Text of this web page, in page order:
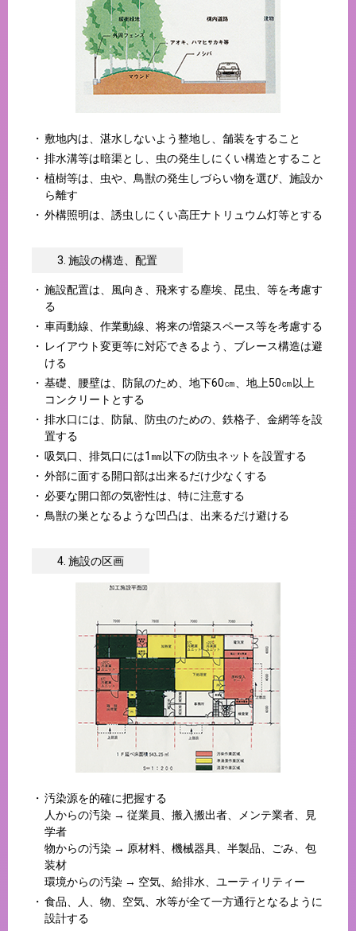
敷地内は、湛水しないよう整地し、舗装をすること
排水溝等は暗渠とし、虫の発生しにくい構造とすること
植樹等は、虫や、鳥獣の発生しづらい物を選び、施設か
ら離す
外構照明は、誘虫しにくい高圧ナトリュウム灯等とする
3. 施設の構造、配置
施設配置は、風向き、飛来する塵埃、昆虫、等を考慮す
る
車両動線、作業動線、将来の増築スペース等を考慮する
レイアウト変更等に対応できるよう、ブレース構造は避
ける
基礎、腰壁は、防鼠のため、地下60㎝、地上50㎝以上
コンクリートとする
排水口には、防鼠、防虫のための、鉄格子、金網等を設
置する
吸気口、排気口には1㎜以下の防虫ネットを設置する
外部に面する開口部は出来るだけ少なくする
必要な開口部の気密性は、特に注意する
鳥獣の巣となるような凹凸は、出来るだけ避ける
4. 施設の区画
汚染源を的確に把握する
人からの汚染 → 従業員、搬入搬出者、メンテ業者、見
学者
物からの汚染 → 原材料、機械器具、半製品、ごみ、包
装材
環境からの汚染 → 空気、給排水、ユーティリティー
食品、人、物、空気、水等が全て一方通行となるように
設計する